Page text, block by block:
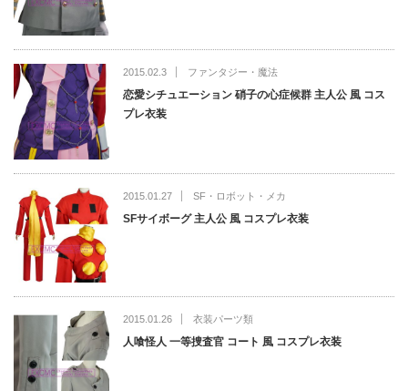
2015.02.3 ファンタジー・魔法
恋愛シチュエーション 硝子の心症候群 主人公 風 コス
プレ衣装
2015.01.27 SF・ロボット・メカ
SFサイボーグ 主人公 風 コスプレ衣装
2015.01.26 衣装パーツ類
人喰怪人 一等捜査官 コート 風 コスプレ衣装